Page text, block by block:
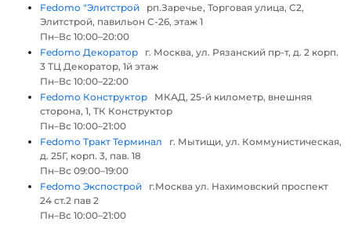
Fedomo "Элитстрой
рп.Заречье, Торговая улица, С2,
Элитстрой, павильон С-26, этаж 1
Пн–Вс 10:00–20:00
Fedomo Декоратор
г. Москва, ул. Рязанский пр-т, д. 2 корп.
3 ТЦ Декоратор, 1й этаж
Пн–Вс 10:00–22:00
Fedomo Конструктор
МКАД, 25-й километр, внешняя
сторона, 1, ТК Конструктор
Пн–Вс 10:00–21:00
Fedomo Тракт Терминал
г. Мытищи, ул. Коммунистическая,
д. 25Г, корп. 3, пав. 18
Пн–Вс 09:00–19:00
Fedomo Экспострой
г.Москва ул. Нахимовский проспект
24 ст.2 пав 2
Пн–Вс 10:00–21:00